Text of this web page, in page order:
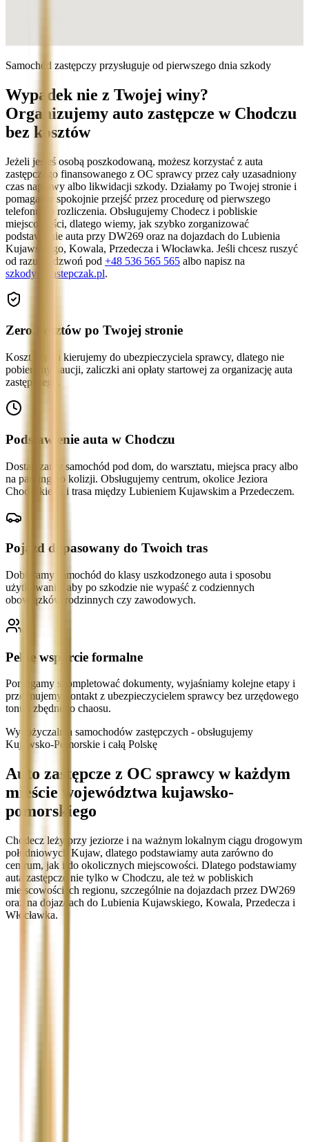
Samochód zastępczy przysługuje od pierwszego dnia szkody
Wypadek nie z Twojej winy?
Organizujemy auto zastępcze w Chodczu
bez kosztów
Jeżeli jesteś osobą poszkodowaną, możesz korzystać z auta
zastępczego finansowanego z OC sprawcy przez cały uzasadniony
czas naprawy albo likwidacji szkody. Działamy po Twojej stronie i
pomagamy spokojnie przejść przez procedurę od pierwszego
telefonu do rozliczenia. Obsługujemy Chodecz i pobliskie
miejscowości, dlatego wiemy, jak szybko zorganizować
podstawienie auta przy DW269 oraz na dojazdach do Lubienia
Kujawskiego, Kowala, Przedecza i Włocławka. Jeśli chcesz ruszyć
od razu, zadzwoń pod +48 536 565 565 albo napisz na
szkody@zastepczak.pl.
Zero kosztów po Twojej stronie
Koszt najmu kierujemy do ubezpieczyciela sprawcy, dlatego nie
pobieramy kaucji, zaliczki ani opłaty startowej za organizację auta
zastępczego.
Podstawienie auta w Chodczu
Dostarczamy samochód pod dom, do warsztatu, miejsca pracy albo
na parking po kolizji. Obsługujemy centrum, okolice Jeziora
Chodeckiego i trasa między Lubieniem Kujawskim a Przedeczem.
Pojazd dopasowany do Twoich tras
Dobieramy samochód do klasy uszkodzonego auta i sposobu
użytkowania, aby po szkodzie nie wypaść z codziennych
obowiązków rodzinnych czy zawodowych.
Pełne wsparcie formalne
Pomagamy skompletować dokumenty, wyjaśniamy kolejne etapy i
przejmujemy kontakt z ubezpieczycielem sprawcy bez urzędowego
tonu i zbędnego chaosu.
Wypożyczalnia samochodów zastępczych - obsługujemy
Kujawsko-Pomorskie i całą Polskę
Auto zastępcze z OC sprawcy w każdym
mieście województwa kujawsko-
pomorskiego
Chodecz leży przy jeziorze i na ważnym lokalnym ciągu drogowym
południowych Kujaw, dlatego podstawiamy auta zarówno do
centrum, jak i do okolicznych miejscowości. Dlatego podstawiamy
auta zastępcze nie tylko w Chodczu, ale też w pobliskich
miejscowościach regionu, szczególnie na dojazdach przez DW269
oraz na dojazdach do Lubienia Kujawskiego, Kowala, Przedecza i
Włocławka.